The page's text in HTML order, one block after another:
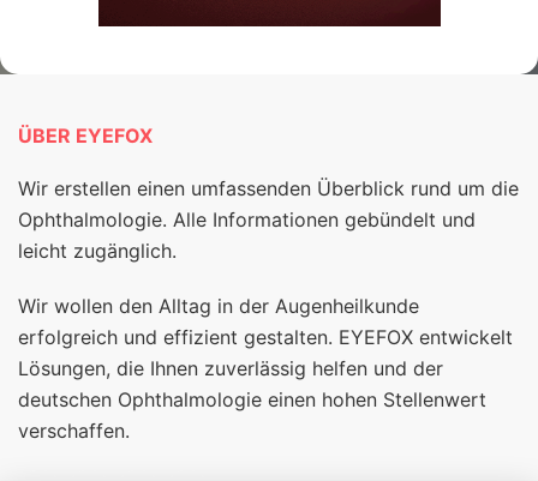
ÜBER EYEFOX
Wir erstellen einen umfassenden Überblick rund um die
Ophthalmologie. Alle Informationen gebündelt und
leicht zugänglich.
Wir wollen den Alltag in der Augenheilkunde
erfolgreich und effizient gestalten. EYEFOX entwickelt
Lösungen, die Ihnen zuverlässig helfen und der
deutschen Ophthalmologie einen hohen Stellenwert
verschaffen.